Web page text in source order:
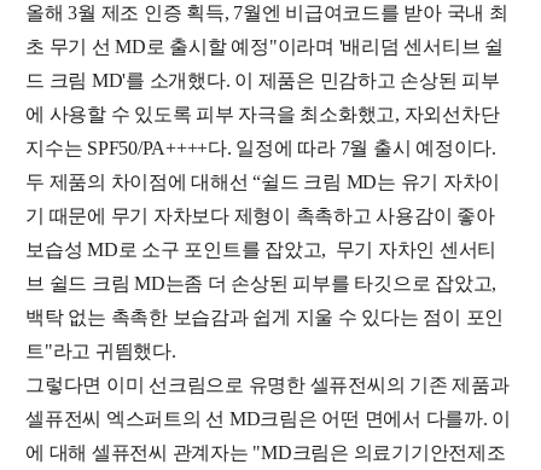
올해 3월 제조 인증 획득, 7월엔 비급여코드를 받아 국내 최
초 무기 선 MD로 출시할 예정"이라며 '배리덤 센서티브 쉴
드 크림 MD'를 소개했다. 이 제품은 민감하고 손상된 피부
에 사용할 수 있도록 피부 자극을 최소화했고, 자외선차단
지수는 SPF50/PA++++다. 일정에 따라 7월 출시 예정이다.
두 제품의 차이점에 대해선 “쉴드 크림 MD는 유기 자차이
기 때문에 무기 자차보다 제형이 촉촉하고 사용감이 좋아
보습성 MD로 소구 포인트를 잡았고, 무기 자차인 센서티
브 쉴드 크림 MD는좀 더 손상된 피부를 타깃으로 잡았고,
백탁 없는 촉촉한 보습감과 쉽게 지울 수 있다는 점이 포인
트"라고 귀띔했다.
그렇다면 이미 선크림으로 유명한 셀퓨전씨의 기존 제품과
셀퓨전씨 엑스퍼트의 선 MD크림은 어떤 면에서 다를까. 이
에 대해 셀퓨전씨 관계자는 "MD크림은 의료기기안전제조